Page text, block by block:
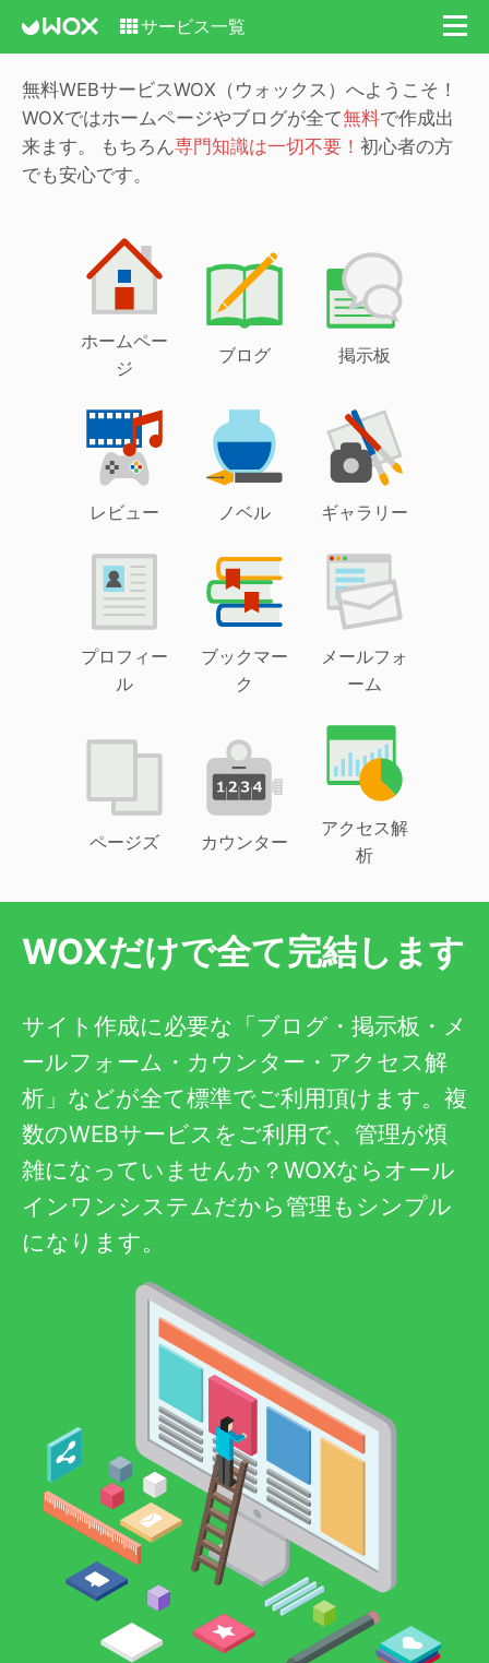
サービス一覧
無料WEBサービスWOX（ウォックス）へようこそ！
WOXではホームページやブログが全て無料で作成出
来ます。
もちろん専門知識は一切不要！ 初心者の方
でも安心です。
ホームペー
ジ
ブログ 掲示板
レビュー ノベル ギャラリー
プロフィー
ル
ブックマー
ク
メールフォ
ーム
ページズ カウンター
アクセス解
析
WOXだけで全て完結します
サイト作成に必要な「ブログ・掲示板・メ
ールフォーム・カウンター・アクセス解
析」などが全て標準でご利用頂けます。複
数のWEBサービスをご利用で、管理が煩
雑になっていませんか？WOXならオール
インワンシステムだから管理もシンプル
になります。